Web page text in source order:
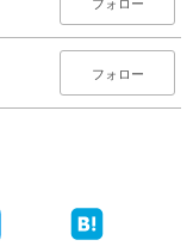
フォロー